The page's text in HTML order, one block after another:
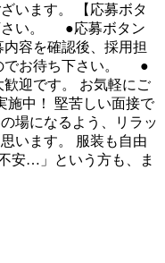
います。 【応募ボタ
さい。 ●応募ボタン
容を確認後、採用担
でお待ち下さい。 ●
迎です。 お気軽にご
中！ 堅苦しい面接で
場になるよう、リラッ
います。 服装も自由
安…」という方も、ま